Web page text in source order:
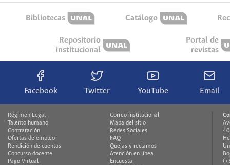
Bibliotecas Catálogo
Repositorio
institucional
Portal de
revistas
Facebook Twitter YouTube Email
Régimen Legal
Talento humano
Contratación
Ofertas de empleo
Rendición de cuentas
Concurso docente
Pago Virtual
Correo institucional
Mapa del sitio
Redes Sociales
FAQ
Quejas y reclamos
Atención en línea
Encuesta